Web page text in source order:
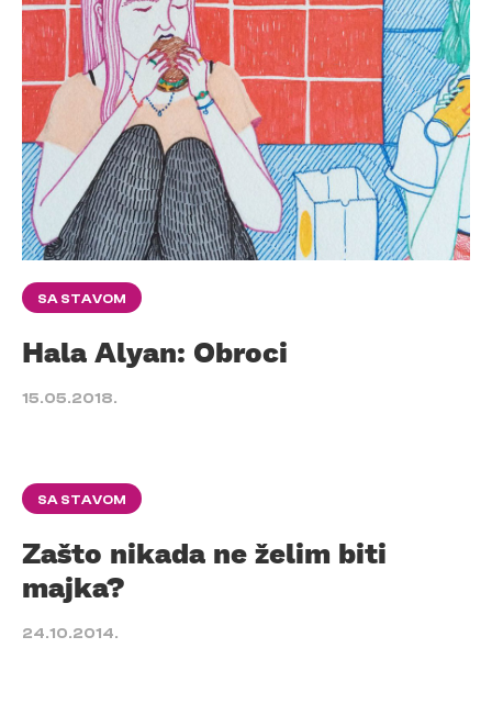
SA STAVOM
Hala Alyan: Obroci
15.05.2018.
SA STAVOM
Zašto nikada ne želim biti
majka?
24.10.2014.